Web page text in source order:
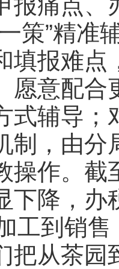
策”精准
填报难点
愿意配合
式辅导；
制，由
操作。截
下降，办
工到销
把从茶园